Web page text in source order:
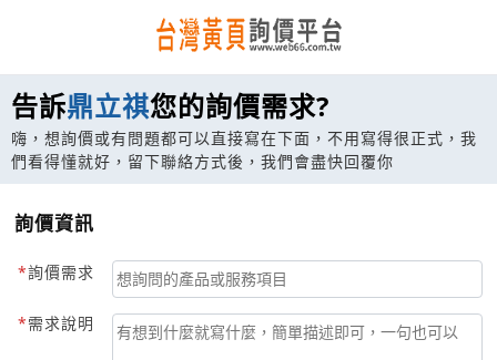
告訴鼎立祺您的詢價需求?
嗨，想詢價或有問題都可以直接寫在下面，不用寫得很正式，我
們看得懂就好，留下聯絡方式後，我們會盡快回覆你
詢價資訊
詢價需求
需求說明